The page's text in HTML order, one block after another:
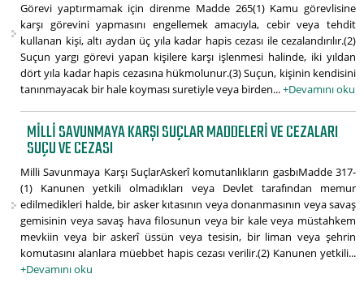
Görevi yaptırmamak için direnme Madde 265(1) Kamu görevlisine
karşı görevini yapmasını engellemek amacıyla, cebir veya tehdit
kullanan kişi, altı aydan üç yıla kadar hapis cezası ile cezalandırılır.(2)
Suçun yargı görevi yapan kişilere karşı işlenmesi halinde, iki yıldan
dört yıla kadar hapis cezasına hükmolunur.(3) Suçun, kişinin kendisini
tanınmayacak bir hale koyması suretiyle veya birden...+Devamını oku
MILLI SAVUNMAYA KARŞI SUÇLAR MADDELERI VE CEZALARI
SUÇU VE CEZASI
Milli Savunmaya Karşı SuçlarAskerî komutanlıkların gasbıMadde 317-
(1) Kanunen yetkili olmadıkları veya Devlet tarafından memur
edilmedikleri halde, bir asker kıtasının veya donanmasının veya savaş
gemisinin veya savaş hava filosunun veya bir kale veya müstahkem
mevkiin veya bir askerî üssün veya tesisin, bir liman veya şehrin
komutasını alanlara müebbet hapis cezası verilir.(2) Kanunen yetkili...
+Devamını oku